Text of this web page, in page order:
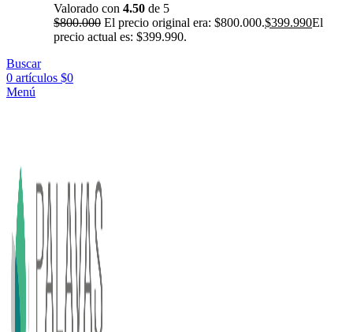
Valorado con 4.50 de 5
$800.000 El precio original era: $800.000.$399.990El
precio actual es: $399.990.
Buscar
0 artículos $0
Menú